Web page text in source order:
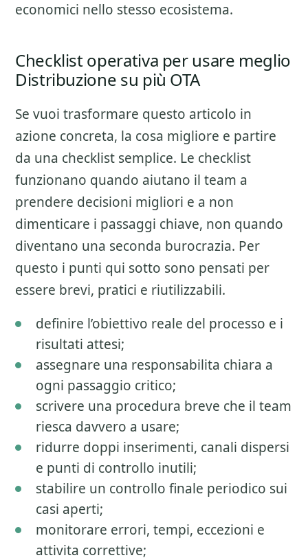
economici nello stesso ecosistema.
Checklist operativa per usare meglio
Distribuzione su più OTA
Se vuoi trasformare questo articolo in
azione concreta, la cosa migliore e partire
da una checklist semplice. Le checklist
funzionano quando aiutano il team a
prendere decisioni migliori e a non
dimenticare i passaggi chiave, non quando
diventano una seconda burocrazia. Per
questo i punti qui sotto sono pensati per
essere brevi, pratici e riutilizzabili.
definire l’obiettivo reale del processo e i
risultati attesi;
assegnare una responsabilita chiara a
ogni passaggio critico;
scrivere una procedura breve che il team
riesca davvero a usare;
ridurre doppi inserimenti, canali dispersi
e punti di controllo inutili;
stabilire un controllo finale periodico sui
casi aperti;
monitorare errori, tempi, eccezioni e
attivita correttive;